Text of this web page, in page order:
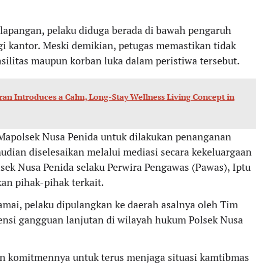
pelaku diduga berada di bawah pengaruh
kantor. Meski demikian, petugas memastikan tidak
maupun korban luka dalam peristiwa tersebut.
Introduces a Calm, Long-Stay Wellness Living Concept in
Nusa Penida untuk dilakukan penanganan
diselesaikan melalui mediasi secara kekeluargaan
Nusa Penida selaku Perwira Pengawas (Pawas), Iptu
pihak-pihak terkait.
pelaku dipulangkan ke daerah asalnya oleh Tim
gangguan lanjutan di wilayah hukum Polsek Nusa
komitmennya untuk terus menjaga situasi kamtibmas